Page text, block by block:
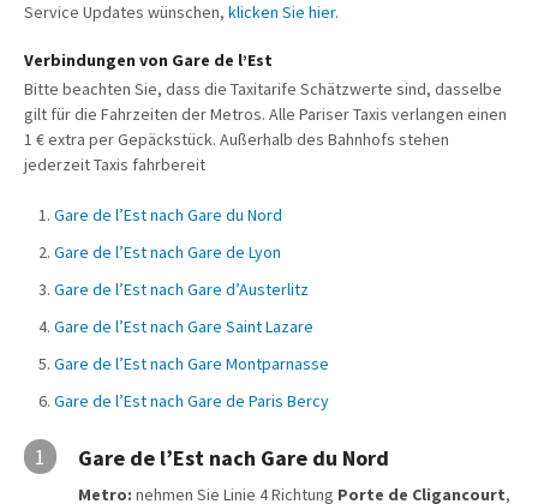
Service Updates wünschen, klicken Sie hier.
Verbindungen von Gare de l’Est
Bitte beachten Sie, dass die Taxitarife Schätzwerte sind, dasselbe
gilt für die Fahrzeiten der Metros. Alle Pariser Taxis verlangen einen
1 € extra per Gepäckstück. Außerhalb des Bahnhofs stehen
jederzeit Taxis fahrbereit
Gare de l’Est nach Gare du Nord
Gare de l’Est nach Gare de Lyon
Gare de l’Est nach Gare d’Austerlitz
Gare de l’Est nach Gare Saint Lazare
Gare de l’Est nach Gare Montparnasse
Gare de l’Est nach Gare de Paris Bercy
1 Gare de l’Est nach Gare du Nord
Metro: nehmen Sie Linie 4 Richtung Porte de Cligancourt,